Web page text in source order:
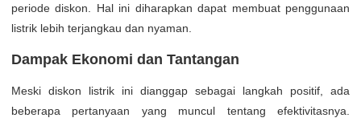
periode diskon. Hal ini diharapkan dapat membuat penggunaan
listrik lebih terjangkau dan nyaman.
Dampak Ekonomi dan Tantangan
Meski diskon listrik ini dianggap sebagai langkah positif, ada
beberapa pertanyaan yang muncul tentang efektivitasnya.